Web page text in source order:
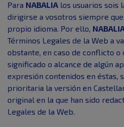
Para NABALIA los usuarios sois
dirigirse a vosotros siempre
propio idioma. Por ello,
Términos Legales de la Web a
obstante, en caso de conflicto o
significado o alcance de algún
expresión contenidos en éstas,
prioritaria la versión en
original en la que han sido
Legales de la Web.